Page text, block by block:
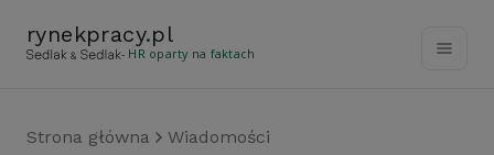
rynekpracy.pl
- HR oparty na faktach
Strona główna Wiadomości